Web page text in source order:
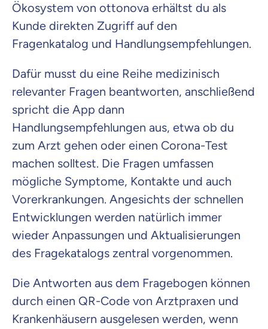
Ökosystem von ottonova erhältst du als
Kunde direkten Zugriff auf den
Fragenkatalog und Handlungsempfehlungen.
Dafür musst du eine Reihe medizinisch
relevanter Fragen beantworten, anschließend
spricht die App dann
Handlungsempfehlungen aus, etwa ob du
zum Arzt gehen oder einen Corona-Test
machen solltest. Die Fragen umfassen
mögliche Symptome, Kontakte und auch
Vorerkrankungen. Angesichts der schnellen
Entwicklungen werden natürlich immer
wieder Anpassungen und Aktualisierungen
des Fragekatalogs zentral vorgenommen.
Die Antworten aus dem Fragebogen können
durch einen QR-Code von Arztpraxen und
Krankenhäusern ausgelesen werden, wenn
Mit dem Abschicken meiner Daten erkläre ich meine
Kontaktaufnahme durch ottonova.